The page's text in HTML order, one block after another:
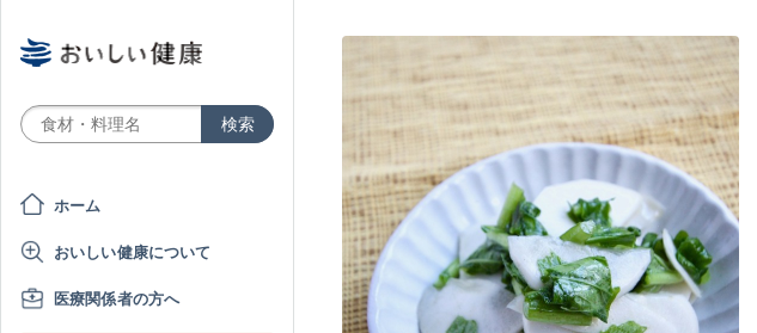
ホーム
おいしい健康について
医療関係者の方へ